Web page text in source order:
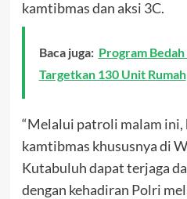
kamtibmas dan aksi 3C.
Baca juga: Program
Targetkan 130 Unit Rumah
“Melalui patroli malam ini,
kamtibmas khususnya di
Kutabuluh dapat terjaga
dengan kehadiran Polri